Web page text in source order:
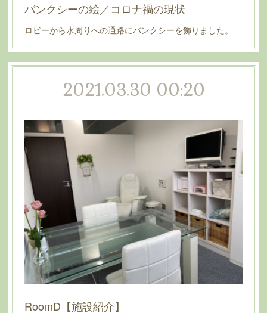
バンクシーの絵／コロナ禍の現状
ロビーから水周りへの通路にバンクシーを飾りました。
2021.03.30 00:20
RoomD【施設紹介】